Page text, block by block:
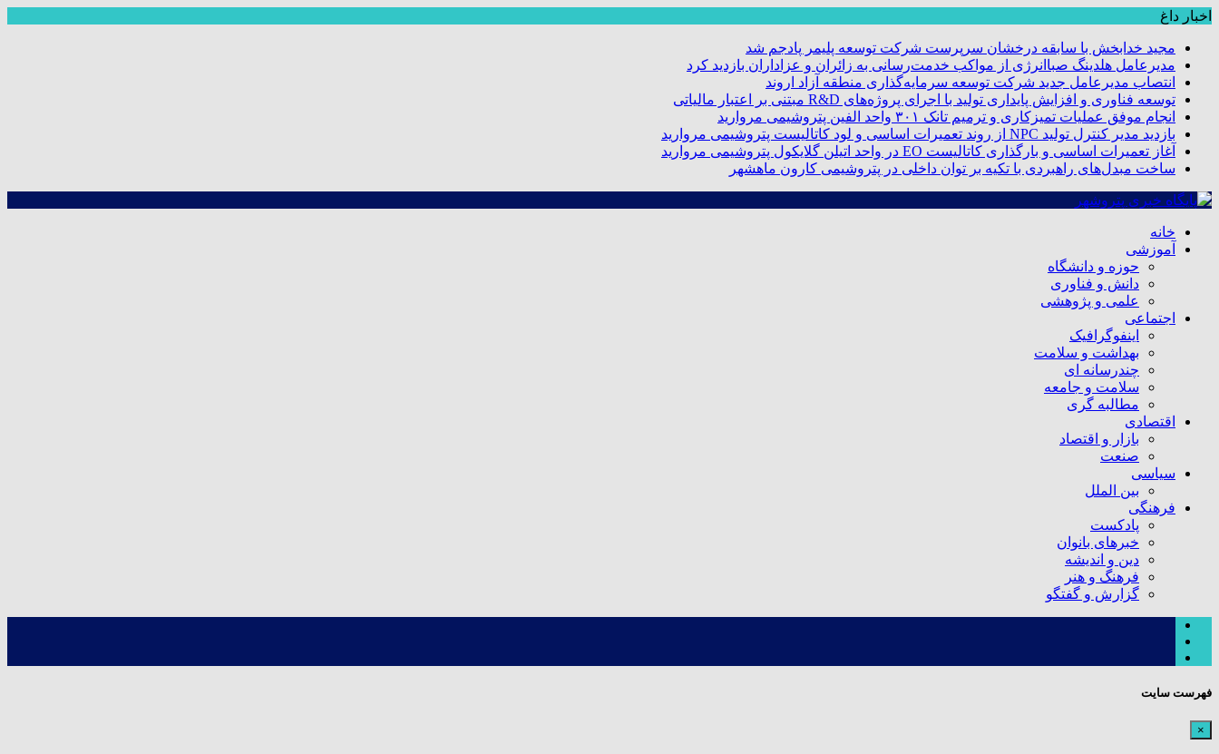
اخبار داغ
مجید خدابخش با سابقه درخشان سرپرست شرکت توسعه پلیمر پادجم شد
مدیرعامل هلدینگ صباانرژی از مواکب خدمت‌رسانی به زائران و عزاداران بازدید کرد
انتصاب مدیرعامل جدید شرکت توسعه سرمایه‌گذاری منطقه آزاد اروند
توسعه فناوری و افزایش پایداری تولید با اجرای پروژه‌های R&D مبتنی بر اعتبار مالیاتی
انجام موفق عملیات تمیزکاری و ترمیم تانک ۳۰۱ واحد الفین پتروشیمی مروارید
بازدید مدیر کنترل تولید NPC از روند تعمیرات اساسی و لود کاتالیست پتروشیمی مروارید
آغاز تعمیرات اساسی و بارگذاری کاتالیست EO در واحد اتیلن گلایکول پتروشیمی مروارید
ساخت مبدل‌های راهبردی با تکیه بر توان داخلی در پتروشیمی کارون ماهشهر
خانه
آموزشی
حوزه و دانشگاه
دانش و فناوری
علمی و پژوهشی
اجتماعی
اینفوگرافیک
بهداشت و سلامت
چندرسانه ای
سلامت و جامعه
مطالبه گری
اقتصادی
بازار و اقتصاد
صنعت
سیاسی
بین الملل
فرهنگی
پادکست
خبرهای بانوان
دین و اندیشه
فرهنگ و هنر
گزارش و گفتگو
فهرست سایت
×